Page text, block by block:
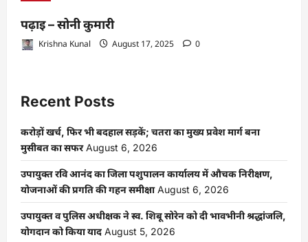
पढ़ाइ – सोनी कुमारी
Krishna Kunal August 17, 2025 0
Recent Posts
करोड़ों खर्च, फिर भी बदहाल सड़कें; चतरा का मुख्य प्रवेश मार्ग बना
मुसीबत का सफर August 6, 2026
उपायुक्त रवि आनंद का जिला पशुपालन कार्यालय में औचक निरीक्षण,
योजनाओं की प्रगति की गहन समीक्षा August 6, 2026
उपायुक्त व पुलिस अधीक्षक ने स्व. शिबू सोरेन को दी भावभीनी श्रद्धांजलि,
योगदान को किया याद August 5, 2026